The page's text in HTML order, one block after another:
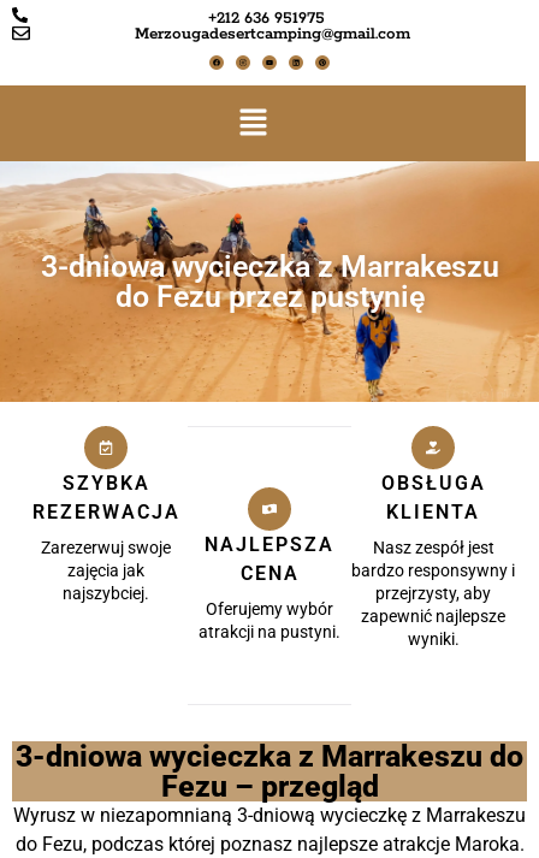
+212 636 951975
Merzougadesertcamping@gmail.com
3-dniowa wycieczka z Marrakeszu
do Fezu przez pustynię
SZYBKA
REZERWACJA
Zarezerwuj swoje
zajęcia jak
najszybciej.
NAJLEPSZA
CENA
Oferujemy wybór
atrakcji na pustyni.
OBSŁUGA
KLIENTA
Nasz zespół jest
bardzo responsywny i
przejrzysty, aby
zapewnić najlepsze
wyniki.
3-dniowa wycieczka z Marrakeszu do
Fezu – przegląd
Wyrusz w niezapomnianą 3-dniową wycieczkę z Marrakeszu
do Fezu, podczas której poznasz najlepsze atrakcje Maroka.